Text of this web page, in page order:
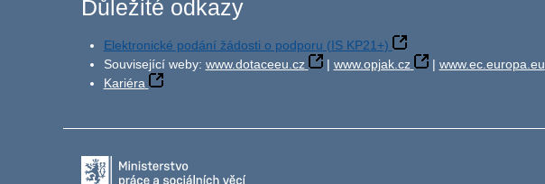
Důležité odkazy
Elektronické podání žádosti o podporu (IS KP21+)
Související weby: www.dotaceeu.cz | www.opjak.cz | www.ec.europa.eu
Kariéra